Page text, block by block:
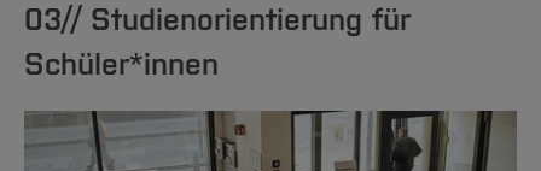
03// Studienorientierung für
Schüler*innen